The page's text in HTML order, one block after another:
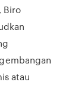
Biro
atau